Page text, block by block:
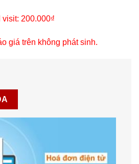
200.000₫
giá trên không phát sinh.